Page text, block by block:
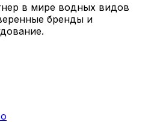
в мире водных видов
бренды и